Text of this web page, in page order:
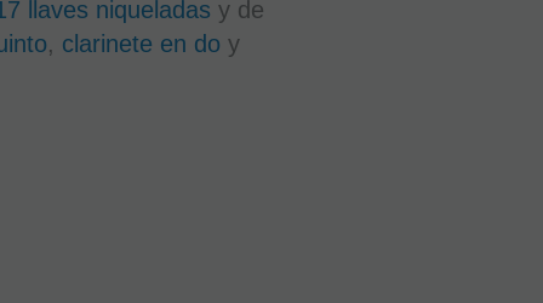
llaves niqueladas y de
, clarinete en do y